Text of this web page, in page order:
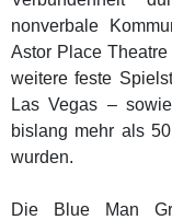
nonverbale
Astor Place
weitere feste
Las Vegas –
bislang mehr als
wurden.
Die Blue Man